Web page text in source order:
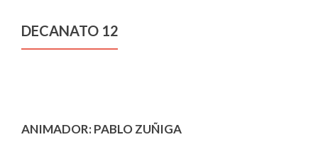
DECANATO 12
ANIMADOR: PABLO ZUÑIGA